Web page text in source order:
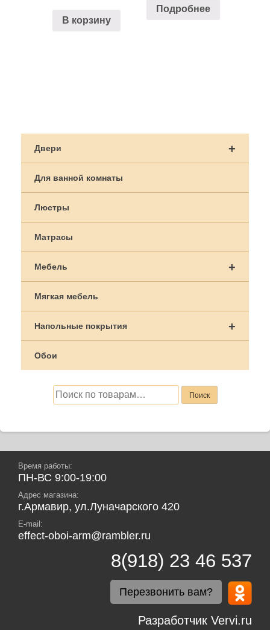
В корзину
Подробнее
по
записям
+
Двери
Для ванной комнаты
Люстры
Матрасы
+
Мебель
Мягкая мебель
+
Напольные покрытия
Обои
Искать: Поиск
Время работы:
ПН-ВС 9:00-19:00
Адрес магазина:
г.Армавир, ул.Луначарского 420
E-mail:
effect-oboi-arm@rambler.ru
8(918) 23 46 537
Перезвонить вам?
Разработчик Vervi.ru